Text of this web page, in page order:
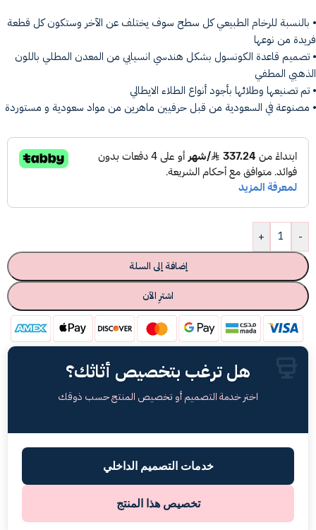
⦁ بالنسبة للرخام الطبيعي كل سطح سوف يختلف عن الآخر وستكون كل قطعة
فريدة من نوعها
⦁ تصميم قاعدة الكونسول بشكل هندسي انسيابي من المعدن المطلي باللون
الذهبي المطفي
⦁ تم تصنيعها وطلائها بأجود أنواع الطلاء الايطالي
⦁ مصنوعة في السعودية من قبل حرفيين ماهرين من مواد سعودية و مستوردة
-
+
إضافة إلى السلة
اشترِ الآن
هل ترغب بتخصيص أثاثك؟
اختر خدمة التصميم أو تخصيص المنتج حسب ذوقك
خدمات التصميم الداخلي
تخصيص هذا المنتج